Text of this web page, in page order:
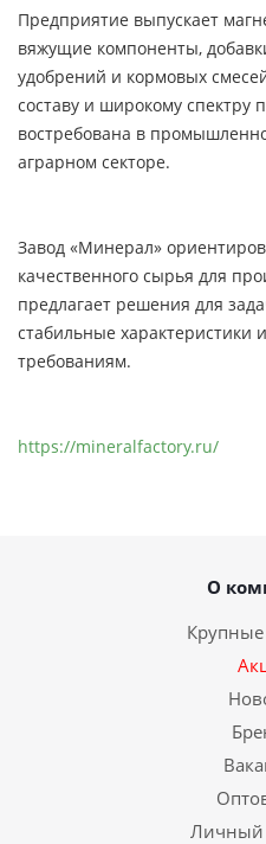
Предприятие выпускает
вяжущие компоненты,
удобрений и кормовых
составу и широкому спектру
востребована в
аграрном секторе.
Завод «Минерал»
качественного сырья для
предлагает решения для
стабильные характеристики
требованиям.
https://mineralfactory.ru/
О
Личный